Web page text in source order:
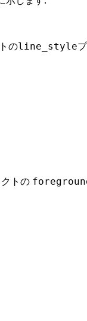
のline_style
トの